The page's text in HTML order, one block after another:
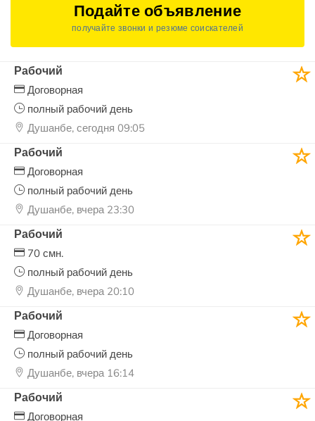
Подайте объявление
получайте звонки и резюме соискателей
Рабочий
Договорная
полный рабочий день
Душанбе, сегодня 09:05
Рабочий
Договорная
полный рабочий день
Душанбе, вчера 23:30
Рабочий
70 смн.
полный рабочий день
Душанбе, вчера 20:10
Рабочий
Договорная
полный рабочий день
Душанбе, вчера 16:14
Рабочий
Договорная